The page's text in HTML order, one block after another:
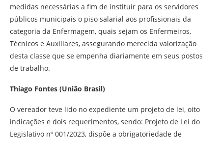
medidas necessárias a fim de instituir para os servidores
públicos municipais o piso salarial aos profissionais da
categoria da Enfermagem, quais sejam os Enfermeiros,
Técnicos e Auxiliares, assegurando merecida valorização
desta classe que se empenha diariamente em seus postos
de trabalho.
Thiago Fontes (União Brasil)
O vereador teve lido no expediente um projeto de lei, oito
indicações e dois requerimentos, sendo: Projeto de Lei do
Legislativo nº 001/2023, dispõe a obrigatoriedade de